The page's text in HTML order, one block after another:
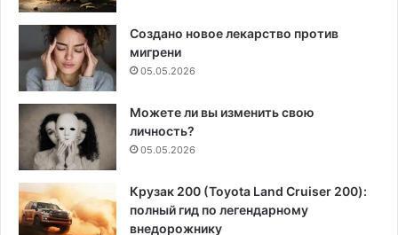
Создано новое лекарство против
мигрени
05.05.2026
Можете ли вы изменить свою
личность?
05.05.2026
Крузак 200 (Toyota Land Cruiser 200):
полный гид по легендарному
внедорожнику